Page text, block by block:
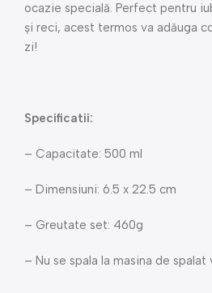
ocazie specială. Perfect pentru
și reci, acest termos va adăuga
zi!
Specificatii:
– Capacitate: 500 ml
– Dimensiuni: 6.5 x 22.5 cm
– Greutate set: 460g
– Nu se spala la masina de spalat